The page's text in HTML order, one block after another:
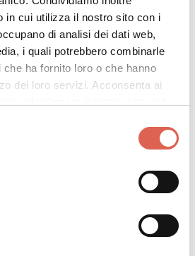
in cui utilizza il nostro sito con i
di analisi dei dati web,
i quali potrebbero combinarle
ha fornito loro o che hanno
dei loro servizi. Acconsenta ai